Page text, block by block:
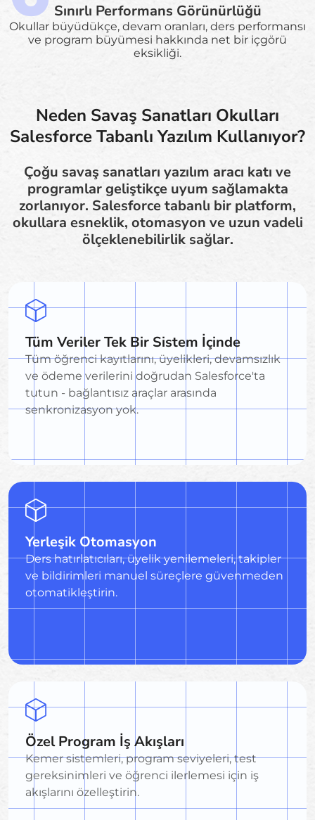
Sınırlı Performans Görünürlüğü
Okullar büyüdükçe, devam oranları, ders performansı
ve program büyümesi hakkında net bir içgörü
eksikliği.
Neden Savaş Sanatları Okulları
Salesforce Tabanlı Yazılım Kullanıyor?
Çoğu savaş sanatları yazılım aracı katı ve
programlar geliştikçe uyum sağlamakta
zorlanıyor. Salesforce tabanlı bir platform,
okullara esneklik, otomasyon ve uzun vadeli
ölçeklenebilirlik sağlar.
Tüm Veriler Tek Bir Sistem İçinde
Tüm öğrenci kayıtlarını, üyelikleri, devamsızlık
ve ödeme verilerini doğrudan Salesforce'ta
tutun - bağlantısız araçlar arasında
senkronizasyon yok.
Yerleşik Otomasyon
Ders hatırlatıcıları, üyelik yenilemeleri, takipler
ve bildirimleri manuel süreçlere güvenmeden
otomatikleştirin.
Özel Program İş Akışları
Kemer sistemleri, program seviyeleri, test
gereksinimleri ve öğrenci ilerlemesi için iş
akışlarını özelleştirin.